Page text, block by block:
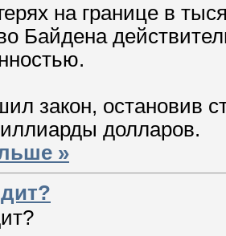
на границе в
Байдена
закон, остановив
долларов.
»